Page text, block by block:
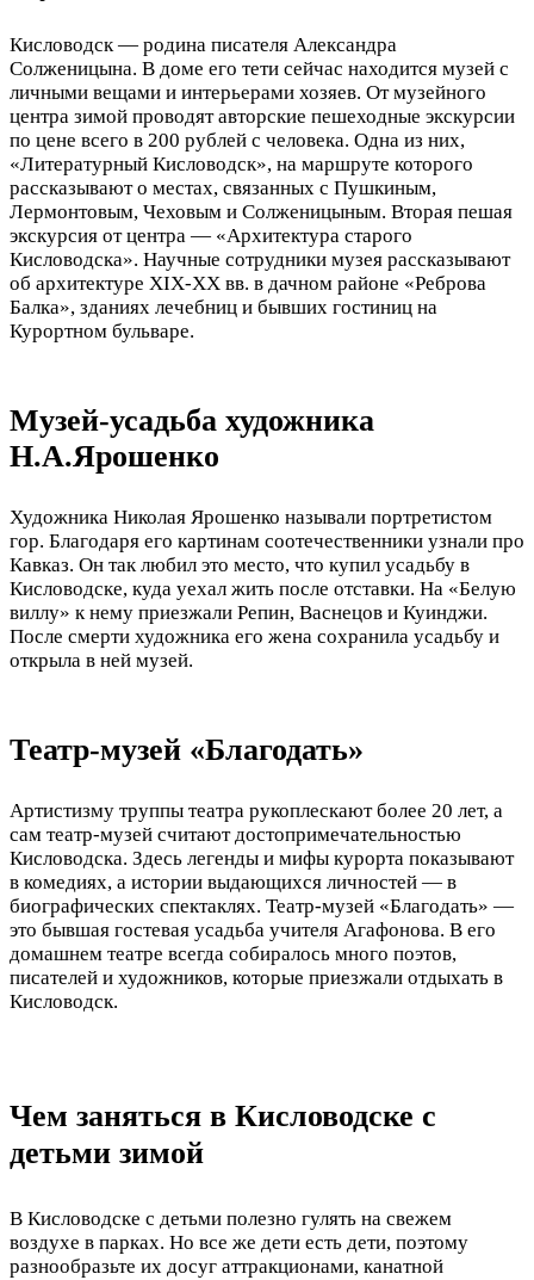
Кисловодск — родина писателя Александра
Солженицына. В доме его тети сейчас находится музей с
личными вещами и интерьерами хозяев. От музейного
центра зимой проводят авторские пешеходные экскурсии
по цене всего в 200 рублей с человека. Одна из них,
«Литературный Кисловодск», на маршруте которого
рассказывают о местах, связанных с Пушкиным,
Лермонтовым, Чеховым и Солженицыным. Вторая пешая
экскурсия от центра — «Архитектура старого
Кисловодска». Научные сотрудники музея рассказывают
об архитектуре XIX-XX вв. в дачном районе «Реброва
Балка», зданиях лечебниц и бывших гостиниц на
Курортном бульваре.
Музей-усадьба художника
Н.А.Ярошенко
Художника Николая Ярошенко называли портретистом
гор. Благодаря его картинам соотечественники узнали про
Кавказ. Он так любил это место, что купил усадьбу в
Кисловодске, куда уехал жить после отставки. На «Белую
виллу» к нему приезжали Репин, Васнецов и Куинджи.
После смерти художника его жена сохранила усадьбу и
открыла в ней музей.
Театр-музей «Благодать»
Артистизму труппы театра рукоплескают более 20 лет, а
сам театр-музей считают достопримечательностью
Кисловодска. Здесь легенды и мифы курорта показывают
в комедиях, а истории выдающихся личностей — в
биографических спектаклях. Театр-музей «Благодать» —
это бывшая гостевая усадьба учителя Агафонова. В его
домашнем театре всегда собиралось много поэтов,
писателей и художников, которые приезжали отдыхать в
Кисловодск.
Чем заняться в Кисловодске с
детьми зимой
В Кисловодске с детьми полезно гулять на свежем
воздухе в парках. Но все же дети есть дети, поэтому
разнообразьте их досуг аттракционами, канатной